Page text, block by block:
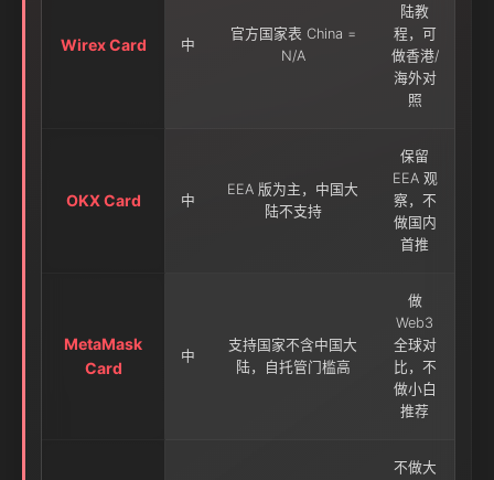
Wirex Card 中
官方国家表 China =
N/A
陆教
程，可
做香港/
海外对
照
OKX Card 中
EEA 版为主，中国大
陆不支持
保留
EEA 观
察，不
做国内
首推
MetaMask
Card
中
支持国家不含中国大
陆，自托管门槛高
做
Web3
全球对
比，不
做小白
推荐
不做大